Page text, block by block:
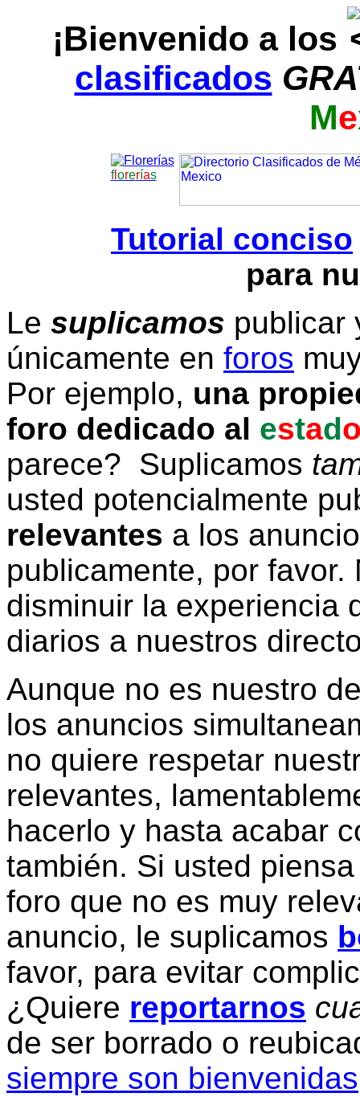
¡Bienvenido a los
clasificados
Me
florerías
Tutorial conciso
para
Le suplicamos publicar
únicamente en foros
Por ejemplo, una
foro dedicado al estad
parece? Suplicamos
usted potencialmente
relevantes a los
publicamente, por
disminuir la experiencia
diarios a nuestros
Aunque no es nuestro
los anuncios
no quiere respetar
relevantes,
hacerlo y hasta acabar
también. Si usted
foro que no es muy
anuncio, le suplicamos
favor, para evitar
¿Quiere reportarnos
de ser borrado o
siempre son bienvenidas